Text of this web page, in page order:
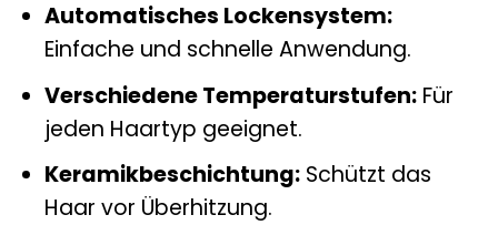
Automatisches Lockensystem:
Einfache und schnelle Anwendung.
Verschiedene Temperaturstufen:Für
jeden Haartyp geeignet.
Keramikbeschichtung:Schützt das
Haar vor Überhitzung.